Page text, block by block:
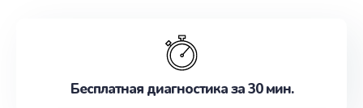
наилучшим образом. Не медлите записаться на
Бесплатная диагностика за 30 мин.